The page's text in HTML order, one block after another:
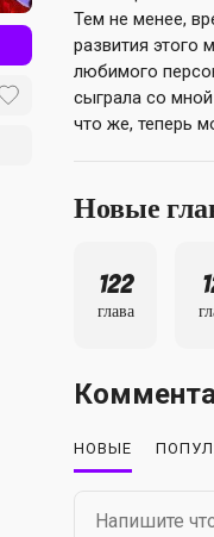
Тем не менее,
развития этого
любимого
сыграла со
что же, теперь
Новые
122
глава
НОВЫЕ